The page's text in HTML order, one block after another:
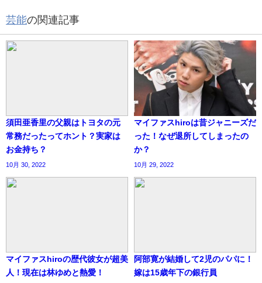
芸能の関連記事
須田亜香里の父親はトヨタの元
常務だったってホント？実家は
お金持ち？
10月 30, 2022
マイファスhiroは昔ジャニーズだ
った！なぜ退所してしまったの
か？
10月 29, 2022
マイファスhiroの歴代彼女が超美
人！現在は林ゆめと熱愛！
阿部寛が結婚して2児のパパに！
嫁は15歳年下の銀行員